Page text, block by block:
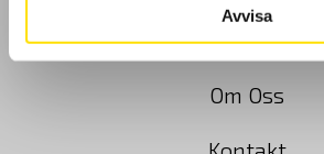
Avvisa
Om Oss